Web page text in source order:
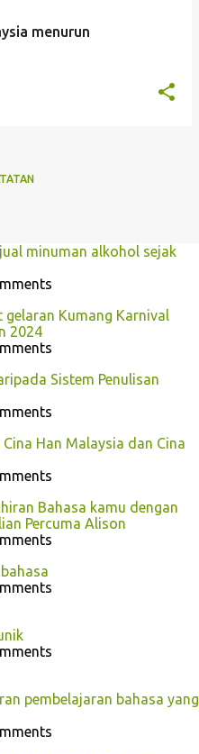
menurun
minuman alkohol sejak
gelaran Kumang Karnival
2024
Sistem Penulisan
Han Malaysia dan Cina
Bahasa kamu dengan
Percuma Alison
pembelajaran bahasa yang